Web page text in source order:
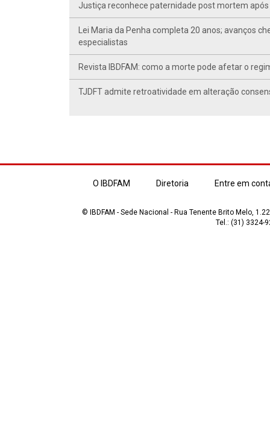
Justiça reconhece paternidade post mortem
Lei Maria da Penha completa 20 anos; avanços
especialistas
Revista IBDFAM: como a morte pode afetar o
TJDFT admite retroatividade em alteração
O IBDFAM Diretoria Entre em
© IBDFAM - Sede Nacional - Rua Tenente Brito Melo,
Tel.: (31) 3324-